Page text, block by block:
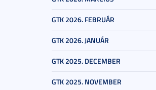
GTK 2026. FEBRUÁR
GTK 2026. JANUÁR
GTK 2025. DECEMBER
GTK 2025. NOVEMBER